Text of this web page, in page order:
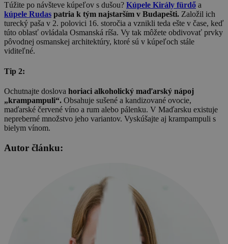
Túžite po návšteve kúpeľov s dušou? Kúpele Király fürdő a
kúpele Rudas patria k tým najstarším v Budapešti. Založil ich
turecký paša v 2. polovici 16. storočia a vznikli teda ešte v čase, keď
túto oblasť ovládala Osmanská ríša. Vy tak môžete obdivovať prvky
pôvodnej osmanskej architektúry, ktoré sú v kúpeľoch stále
viditeľné.
Tip 2:
Ochutnajte doslova horiaci alkoholický maďarský nápoj
„krampampuli“. Obsahuje sušené a kandizované ovocie,
maďarské červené víno a rum alebo pálenku. V Maďarsku existuje
nepreberné množstvo jeho variantov. Vyskúšajte aj krampampuli s
bielym vínom.
Autor článku: